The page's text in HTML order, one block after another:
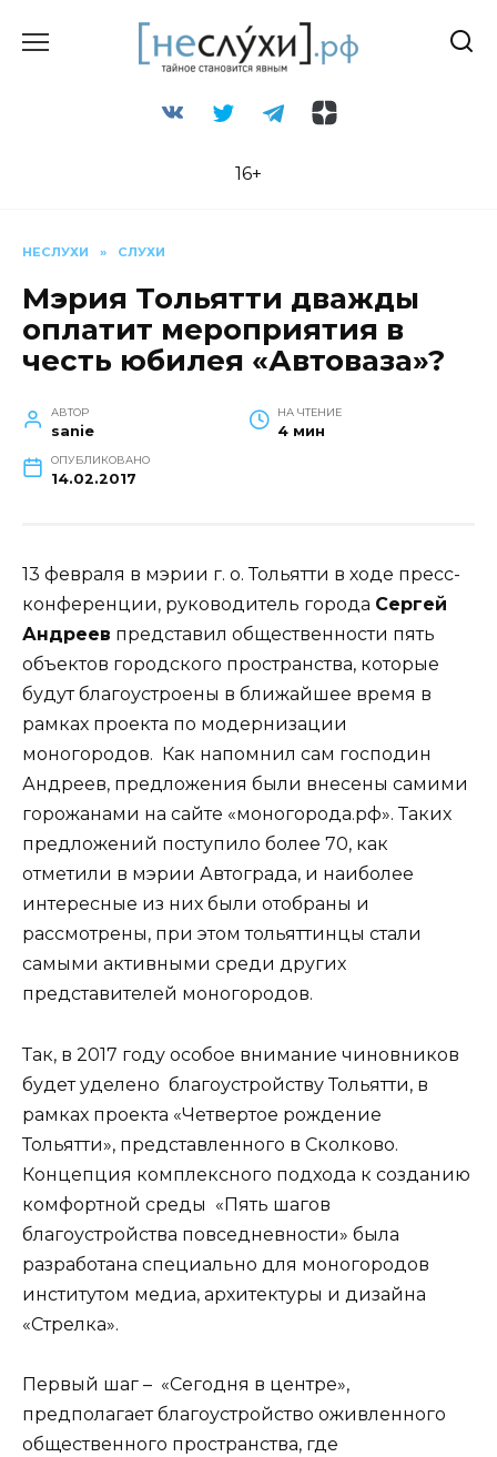
16+
НЕСЛУХИ » СЛУХИ
Мэрия Тольятти дважды
оплатит мероприятия в
честь юбилея «Автоваза»?
АВТОР
sanie
НА ЧТЕНИЕ
4 мин
ОПУБЛИКОВАНО
14.02.2017
13 февраля в мэрии г. о. Тольятти в ходе пресс-
конференции, руководитель города Сергей
Андреев представил общественности пять
объектов городского пространства, которые
будут благоустроены в ближайшее время в
рамках проекта по модернизации
моногородов. Как напомнил сам господин
Андреев, предложения были внесены самими
горожанами на сайте «моногорода.рф». Таких
предложений поступило более 70, как
отметили в мэрии Автограда, и наиболее
интересные из них были отобраны и
рассмотрены, при этом тольяттинцы стали
самыми активными среди других
представителей моногородов.
Так, в 2017 году особое внимание чиновников
будет уделено благоустройству Тольятти, в
рамках проекта «Четвертое рождение
Тольятти», представленного в Сколково.
Концепция комплексного подхода к созданию
комфортной среды «Пять шагов
благоустройства повседневности» была
разработана специально для моногородов
институтом медиа, архитектуры и дизайна
«Стрелка».
Первый шаг – «Сегодня в центре»,
предполагает благоустройство оживленного
общественного пространства, где